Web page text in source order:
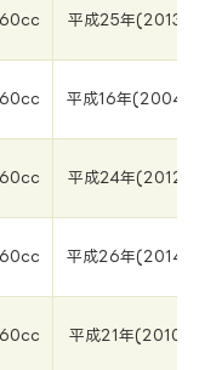
平成25年(2013
平成16年(2004
平成24年(2012
平成26年(2014
平成21年(2010